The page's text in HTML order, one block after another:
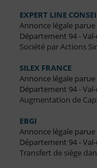
EXPERT LINE
Annonce légale
Département 94 -
Société par Actions
SILEX FRANCE
Annonce légale
Département 94 -
Augmentation de
EBGI
Annonce légale
Département 94 -
Transfert de siège